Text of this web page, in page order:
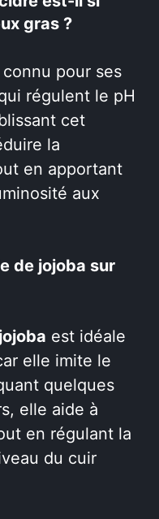
gras ?
pour ses
régulent le pH
cet
la
en apportant
aux
de jojoba sur
est idéale
elle imite le
quelques
elle aide à
en régulant la
du cuir